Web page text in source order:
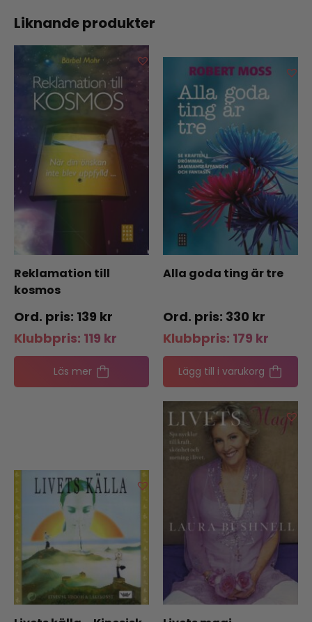
Liknande produkter
Reklamation till
kosmos
139 kr
Klubbpris: 119 kr
Läs mer
Alla goda ting är tre
330 kr
Klubbpris: 179 kr
Lägg till i varukorg